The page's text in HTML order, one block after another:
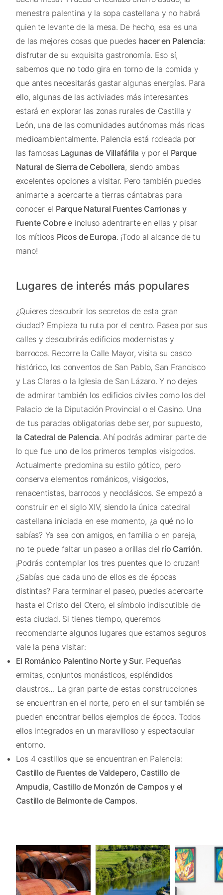
menestra palentina y la sopa castellana y no habrá
quien te levante de la mesa. De hecho, esa es una
de las mejores cosas que puedes hacer en Palencia:
disfrutar de su exquisita gastronomía. Eso sí,
sabemos que no todo gira en torno de la comida y
que antes necesitarás gastar algunas energías. Para
ello, algunas de las activiades más interesantes
estará en explorar las zonas rurales de Castilla y
León, una de las comunidades autónomas más ricas
medioambientalmente. Palencia está rodeada por
las famosasLagunas de Villafáfila y por el Parque
Natural de Sierra de Cebollera, siendo ambas
excelentes opciones a visitar. Pero también puedes
animarte a acercarte a tierras cántabras para
conocer el Parque Natural Fuentes Carrionas y
Fuente Cobree incluso adentrarte en ellas y pisar
los míticos Picos de Europa. ¡Todo al alcance de tu
mano!
Lugares de interés más populares
¿Quieres descubrir los secretos de esta gran
ciudad? Empieza tu ruta por el centro. Pasea por sus
calles y descubrirás edificios modernistas y
barrocos. Recorre la Calle Mayor, visita su casco
histórico, los conventos de San Pablo, San Francisco
y Las Claras o la Iglesia de San Lázaro. Y no dejes
de admirar también los edificios civiles como los del
Palacio de la Diputación Provincial o el Casino. Una
de tus paradas obligatorias debe ser, por supuesto,
la Catedral de Palencia. Ahí podrás admirar parte de
lo que fue uno de los primeros templos visigodos.
Actualmente predomina su estilo gótico, pero
conserva elementos románicos, visigodos,
renacentistas, barrocos y neoclásicos. Se empezó a
construir en el siglo XIV, siendo la única catedral
castellana iniciada en ese momento, ¿a qué no lo
sabías? Ya sea con amigos, en familia o en pareja,
no te puede faltar un paseo a orillas del río Carrión.
¡Podrás contemplar los tres puentes que lo cruzan!
¿Sabías que cada uno de ellos es de épocas
distintas? Para terminar el paseo, puedes acercarte
hasta el Cristo del Otero, el símbolo indiscutible de
esta ciudad. Si tienes tiempo, queremos
recomendarte algunos lugares que estamos seguros
vale la pena visitar:
El Románico Palentino Norte y Sur. Pequeñas
ermitas, conjuntos monásticos, espléndidos
claustros… La gran parte de estas construcciones
se encuentran en el norte, pero en el sur también se
pueden encontrar bellos ejemplos de época. Todos
ellos integrados en un maravilloso y espectacular
entorno.
Los 4 castillos que se encuentran en Palencia:
Castillo de Fuentes de Valdepero, Castillo de
Ampudia, Castillo de Monzón de Campos y el
Castillo de Belmonte de Campos.